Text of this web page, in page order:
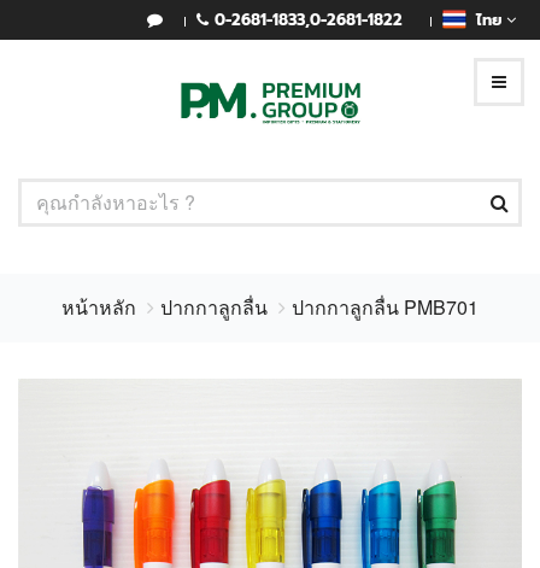
0-2681-1833,0-2681-1822 ไทย
หน้าหลัก ปากกาลูกลื่น ปากกาลูกลื่น PMB701